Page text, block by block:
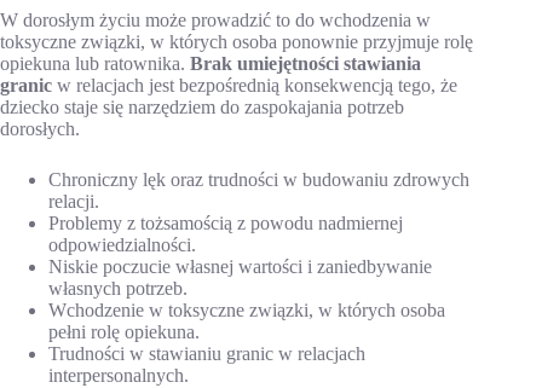
W dorosłym życiu może prowadzić to do wchodzenia w
toksyczne związki, w których osoba ponownie przyjmuje rolę
opiekuna lub ratownika. Brak umiejętności stawiania
granic w relacjach jest bezpośrednią konsekwencją tego, że
dziecko staje się narzędziem do zaspokajania potrzeb
dorosłych.
Chroniczny lęk oraz trudności w budowaniu zdrowych
relacji.
Problemy z tożsamością z powodu nadmiernej
odpowiedzialności.
Niskie poczucie własnej wartości i zaniedbywanie
własnych potrzeb.
Wchodzenie w toksyczne związki, w których osoba
pełni rolę opiekuna.
Trudności w stawianiu granic w relacjach
interpersonalnych.